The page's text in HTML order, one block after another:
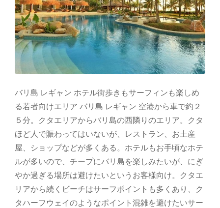
バリ島 レギャン ホテル街歩きもサーフィンも楽しめ
る若者向けエリア バリ島 レギャン 空港から車で約２
５分。クタエリアからバリ島の西隣りのエリア。クタ
ほど人で賑わってはいないが、レストラン、お土産
屋、ショップなどが多くある。ホテルもお手頃なホテ
ルが多いので、チープにバリ島を楽しみたいが、にぎ
やか過ぎる場所は避けたいというお客様向け。クタエ
リアから続くビーチはサーフポイントも多くあり、ク
タハーフウェイのようなポイント混雑を避けたいサー